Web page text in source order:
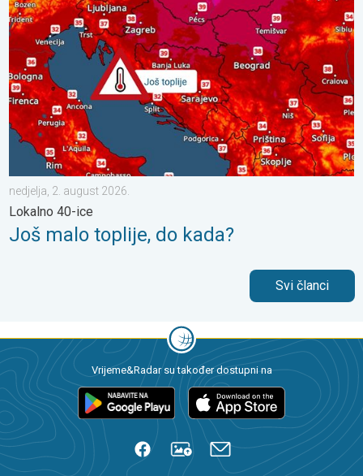
nedjelja, 2. august 2026.
Lokalno 40-ice
Još malo toplije, do kada?
Svi članci
Vrijeme&Radar su također dostupni na